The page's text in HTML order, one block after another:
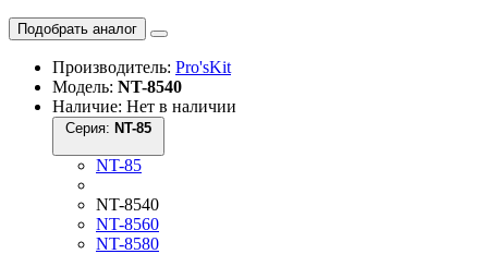
Подобрать аналог
Производитель: Pro'sKit
Модель: NT-8540
Наличие: Нет в наличии
Серия:
NT-85
NT-8540
NT-8560
NT-8580